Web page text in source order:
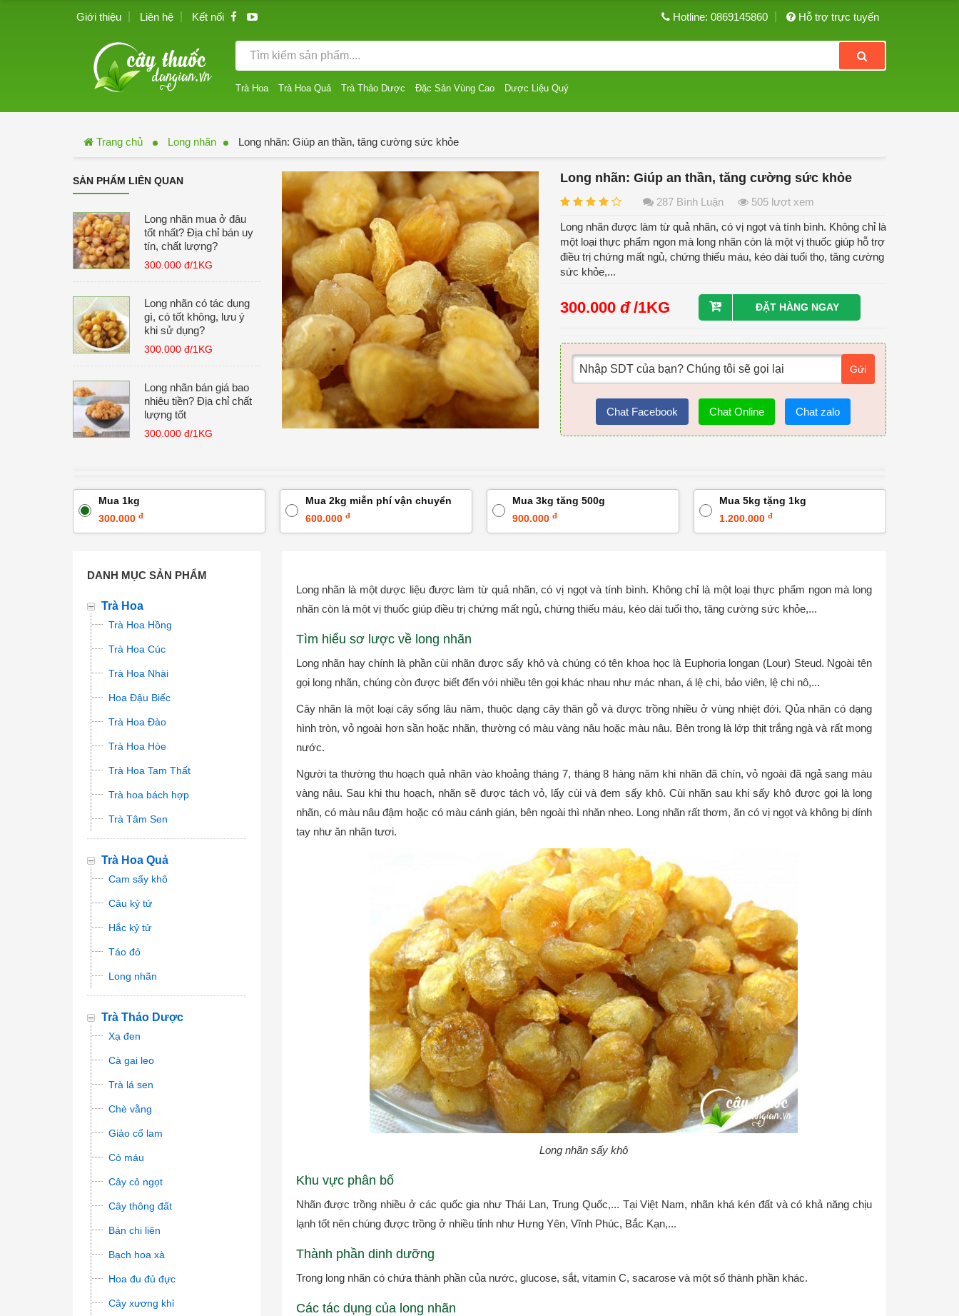
Giới thiệu Liên hệ Kết nối Hotline: 0869145860 Hỗ trợ trực tuyến
Trà Hoa Trà Hoa Quả Trà Thảo Dược Đặc Sản Vùng Cao Dược Liệu Quý
Trang chủ Long nhãn Long nhãn: Giúp an thần, tăng cường sức khỏe
SẢN PHẨM LIÊN QUAN
Long nhãn mua ở đâu
tốt nhất? Địa chỉ bán uy
tín, chất lượng?
300.000 đ/1KG
Long nhãn có tác dụng
gì, có tốt không, lưu ý
khi sử dụng?
300.000 đ/1KG
Long nhãn bán giá bao
nhiêu tiền? Địa chỉ chất
lượng tốt
300.000 đ/1KG
Long nhãn: Giúp an thần, tăng cường sức khỏe
287 Bình Luận 505 lượt xem
Long nhãn được làm từ quả nhãn, có vị ngọt và tính bình. Không chỉ là
một loại thực phẩm ngon mà long nhãn còn là một vị thuốc giúp hỗ trợ
điều trị chứng mất ngủ, chứng thiếu máu, kéo dài tuổi thọ, tăng cường
sức khỏe,...
300.000 đ /1KG ĐẶT HÀNG NGAY
Gửi
Chat Facebook Chat Online Chat zalo
Mua 1kg
300.000 đ
Mua 2kg miễn phí vận chuyển
600.000 đ
Mua 3kg tăng 500g
900.000 đ
Mua 5kg tặng 1kg
1.200.000 đ
DANH MỤC SẢN PHẨM
Trà Hoa
Trà Hoa Hồng
Trà Hoa Cúc
Trà Hoa Nhài
Hoa Đậu Biếc
Trà Hoa Đào
Trà Hoa Hòe
Trà Hoa Tam Thất
Trà hoa bách hợp
Trà Tâm Sen
Trà Hoa Quả
Cam sấy khô
Câu kỷ tử
Hắc kỷ tử
Táo đỏ
Long nhãn
Trà Thảo Dược
Xạ đen
Cà gai leo
Trà lá sen
Chè vằng
Giảo cổ lam
Cỏ máu
Cây cỏ ngọt
Cây thông đất
Bán chi liên
Bạch hoa xà
Hoa đu đủ đực
Cây xương khỉ
Long nhãn là một dược liệu được làm từ quả nhãn, có vị ngọt và tính bình. Không chỉ là một loại thực phẩm ngon mà long
nhãn còn là một vị thuốc giúp điều trị chứng mất ngủ, chứng thiếu máu, kéo dài tuổi thọ, tăng cường sức khỏe,...
Tìm hiểu sơ lược về long nhãn
Long nhãn hay chính là phần cùi nhãn được sấy khô và chúng có tên khoa học là Euphoria longan (Lour) Steud. Ngoài tên
gọi long nhãn, chúng còn được biết đến với nhiều tên gọi khác nhau như mác nhan, á lệ chi, bảo viên, lệ chi nô,...
Cây nhãn là một loại cây sống lâu năm, thuộc dạng cây thân gỗ và được trồng nhiều ở vùng nhiệt đới. Qủa nhãn có dạng
hình tròn, vỏ ngoài hơn sần hoặc nhãn, thường có màu vàng nâu hoặc màu nâu. Bên trong là lớp thịt trắng ngà và rất mọng
nước.
Người ta thường thu hoạch quả nhãn vào khoảng tháng 7, tháng 8 hàng năm khi nhãn đã chín, vỏ ngoài đã ngả sang màu
vàng nâu. Sau khi thu hoạch, nhãn sẽ được tách vỏ, lấy cùi và đem sấy khô. Cùi nhãn sau khi sấy khô được gọi là long
nhãn, có màu nâu đậm hoặc có màu cánh gián, bên ngoài thì nhăn nheo. Long nhãn rất thơm, ăn có vị ngọt và không bị dính
tay như ăn nhãn tươi.
Long nhãn sấy khô
Khu vực phân bố
Nhãn được trồng nhiều ở các quốc gia như Thái Lan, Trung Quốc,... Tại Việt Nam, nhãn khá kén đất và có khả năng chịu
lạnh tốt nên chúng được trồng ở nhiều tỉnh như Hưng Yên, Vĩnh Phúc, Bắc Kạn,...
Thành phần dinh dưỡng
Trong long nhãn có chứa thành phần của nước, glucose, sắt, vitamin C, sacarose và một số thành phần khác.
Các tác dụng của long nhãn